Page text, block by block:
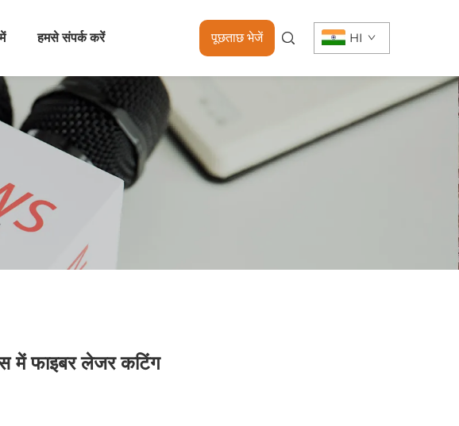
हमसे संपर्क करें पूछताछ भेजें HI
में फाइबर लेजर कटिंग